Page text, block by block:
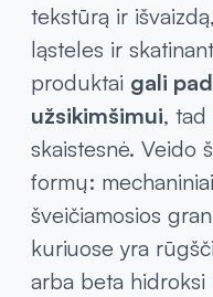
tekstūrą ir
ląsteles ir
produktai gali
užsikimšimui, tad
skaistesnė. Veido
formų:
šveičiamosios
kuriuose yra
arba beta hidroksi